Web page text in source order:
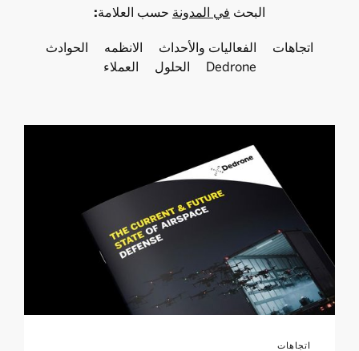
البحث في المدونة حسب العلامة:
اتجاهات الفعاليات والأحداث الانظمه
الحوادث
Dedrone
الحلول العملاء
اتجاهات